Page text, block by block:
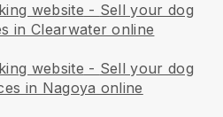
website - Sell your dog
in Clearwater online
website - Sell your dog
in Nagoya online